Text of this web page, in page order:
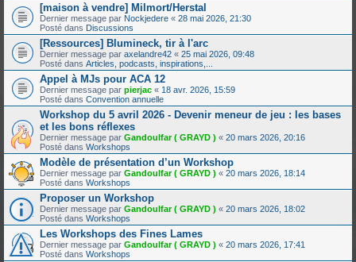
[maison à vendre] Milmort/Herstal
Dernier message par Nockjedere « 28 mai 2026, 21:30
Posté dans Discussions
[Ressources] Blumineck, tir à l'arc
Dernier message par axelandre42 « 25 mai 2026, 09:48
Posté dans Articles, podcasts, inspirations,...
Appel à MJs pour ACA 12
Dernier message par pierjac « 18 avr. 2026, 15:59
Posté dans Convention annuelle
Workshop du 5 avril 2026 - Devenir meneur de jeu : les bases
et les bons réflexes
Dernier message par Gandoulfar ( GRAYD ) « 20 mars 2026, 20:16
Posté dans Workshops
Modèle de présentation d’un Workshop
Dernier message par Gandoulfar ( GRAYD ) « 20 mars 2026, 18:14
Posté dans Workshops
Proposer un Workshop
Dernier message par Gandoulfar ( GRAYD ) « 20 mars 2026, 18:02
Posté dans Workshops
Les Workshops des Fines Lames
Dernier message par Gandoulfar ( GRAYD ) « 20 mars 2026, 17:41
Posté dans Workshops